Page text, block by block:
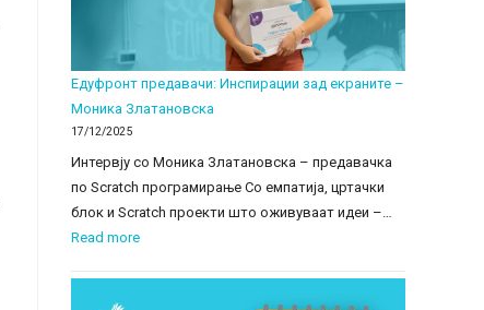
Едуфронт предавачи: Инспирации зад екраните –
Моника Златановска
17/12/2025
Интервју со Моника Златановска – предавачка
по Scratch програмирање Со емпатија, цртачки
блок и Scratch проекти што оживуваат идеи –…
Read more: